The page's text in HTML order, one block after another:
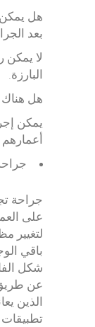
هل
بعد
لا يمكن
البارزة.
هل هناك
يمكن
أعمارهم عن 6
جراحة
على
لتغيير
باقي
شكل
عن
الذين
تطبيقات